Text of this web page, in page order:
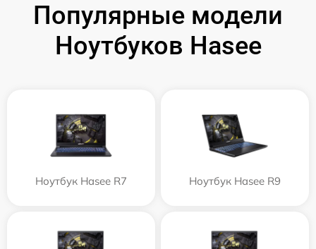
Популярные модели
Ноутбуков Hasee
Ноутбук Hasee R7 Ноутбук Hasee R9